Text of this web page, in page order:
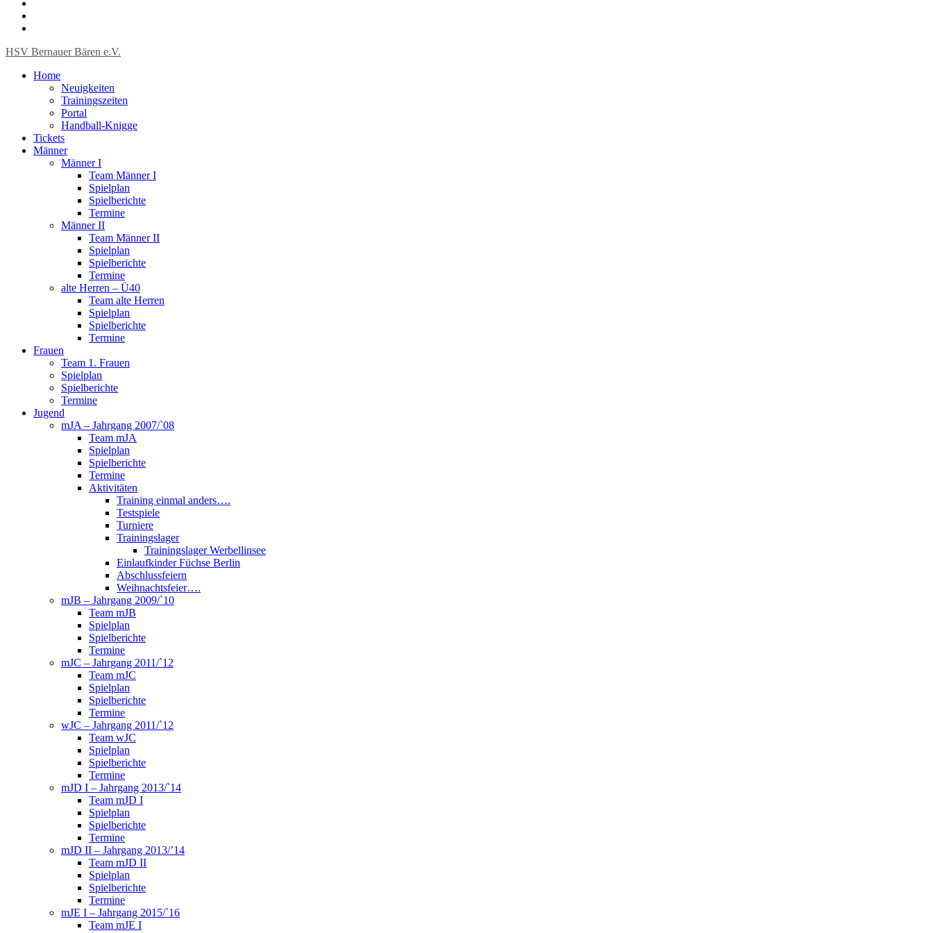
HSV Bernauer Bären e.V.
Home
Neuigkeiten
Trainingszeiten
Portal
Handball-Knigge
Tickets
Männer
Männer I
Team Männer I
Spielplan
Spielberichte
Termine
Männer II
Team Männer II
Spielplan
Spielberichte
Termine
alte Herren – Ü40
Team alte Herren
Spielplan
Spielberichte
Termine
Frauen
Team 1. Frauen
Spielplan
Spielberichte
Termine
Jugend
mJA – Jahrgang 2007/`08
Team mJA
Spielplan
Spielberichte
Termine
Aktivitäten
Training einmal anders….
Testspiele
Turniere
Trainingslager
Trainingslager Werbellinsee
Einlaufkinder Füchse Berlin
Abschlussfeiern
Weihnachtsfeier….
mJB – Jahrgang 2009/`10
Team mJB
Spielplan
Spielberichte
Termine
mJC – Jahrgang 2011/`12
Team mJC
Spielplan
Spielberichte
Termine
wJC – Jahrgang 2011/`12
Team wJC
Spielplan
Spielberichte
Termine
mJD I – Jahrgang 2013/`14
Team mJD I
Spielplan
Spielberichte
Termine
mJD II – Jahrgang 2013/’14
Team mJD II
Spielplan
Spielberichte
Termine
mJE I – Jahrgang 2015/`16
Team mJE I